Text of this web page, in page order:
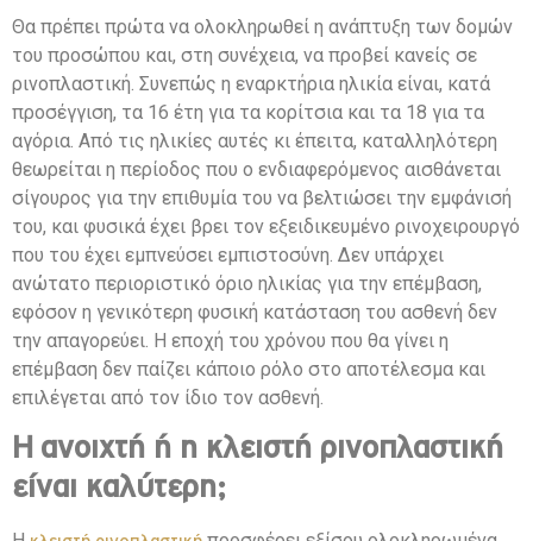
Θα πρέπει πρώτα να ολοκληρωθεί η ανάπτυξη των δομών
του προσώπου και, στη συνέχεια, να προβεί κανείς σε
ρινοπλαστική. Συνεπώς η εναρκτήρια ηλικία είναι, κατά
προσέγγιση, τα 16 έτη για τα κορίτσια και τα 18 για τα
αγόρια. Από τις ηλικίες αυτές κι έπειτα, καταλληλότερη
θεωρείται η περίοδος που ο ενδιαφερόμενος αισθάνεται
σίγουρος για την επιθυμία του να βελτιώσει την εμφάνισή
του, και φυσικά έχει βρει τον εξειδικευμένο ρινοχειρουργό
που του έχει εμπνεύσει εμπιστοσύνη. Δεν υπάρχει
ανώτατο περιοριστικό όριο ηλικίας για την επέμβαση,
εφόσον η γενικότερη φυσική κατάσταση του ασθενή δεν
την απαγορεύει. Η εποχή του χρόνου που θα γίνει η
επέμβαση δεν παίζει κάποιο ρόλο στο αποτέλεσμα και
επιλέγεται από τον ίδιο τον ασθενή.
Η ανοιχτή ή η κλειστή ρινοπλαστική
είναι καλύτερη;